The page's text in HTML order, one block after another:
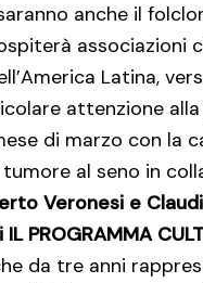
anche il
associazioni
Latina,
attenzione
di marzo con la
al seno in
Veronesi e
IL PROGRAMMA
da tre anni